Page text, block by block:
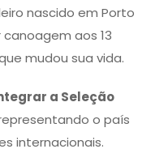
nascido em Porto
aos 13
mudou sua vida.
a Seleção
o país
internacionais.